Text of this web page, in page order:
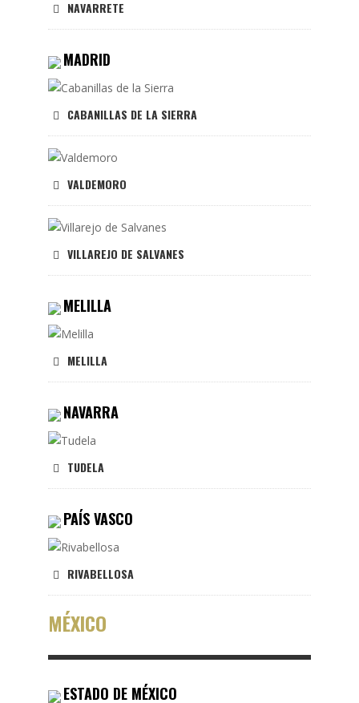
NAVARRETE
MADRID
CABANILLAS DE LA SIERRA
VALDEMORO
VILLAREJO DE SALVANES
MELILLA
MELILLA
NAVARRA
TUDELA
PAÍS VASCO
RIVABELLOSA
MÉXICO
ESTADO DE MÉXICO